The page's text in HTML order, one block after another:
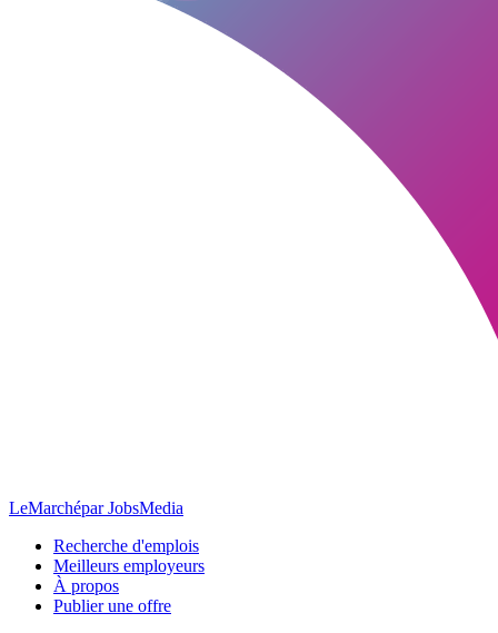
LeMarchépar JobsMedia
Recherche d'emplois
Meilleurs employeurs
À propos
Publier une offre